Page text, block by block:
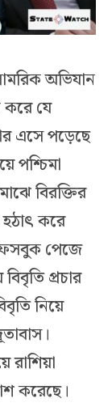
অভিযান
করে যে
এসে পড়েছে
পশ্চিমা
বিরক্তির
করে
পেজে
প্রচার
নিয়ে
রাশিয়া
করেছে।